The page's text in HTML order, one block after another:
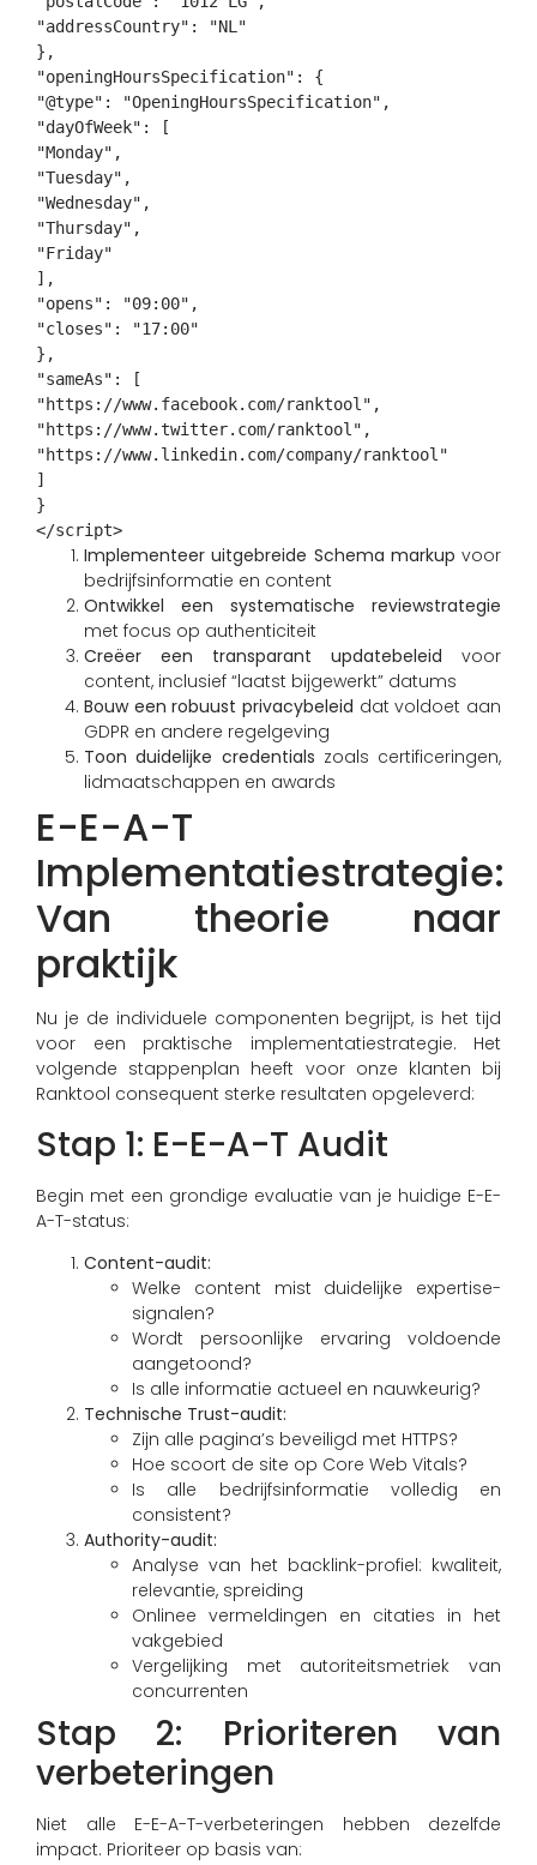
"addressCountry" :
"NL"
} ,
"openingHoursSpecification" :
{
"@type" : "OpeningHoursSpecification" ,
"dayOfWeek" :
[
"Monday" ,
"Tuesday" ,
"Wednesday" ,
"Thursday" ,
"Friday"
] ,
"opens" : "09:00" ,
"closes" :
"17:00"
} ,
"sameAs" :
[
"https://www.facebook.com/ranktool" ,
"https://www.twitter.com/ranktool" ,
"https://www.linkedin.com/company/ranktool"
]
}
</script>
Implementeer uitgebreide Schema markup voor
bedrijfsinformatie en content
Ontwikkel een systematische reviewstrategie
met focus op authenticiteit
Creëer een transparant updatebeleid voor
content, inclusief “laatst bijgewerkt” datums
Bouw een robuust privacybeleid dat voldoet aan
GDPR en andere regelgeving
Toon duidelijke credentials zoals certificeringen,
lidmaatschappen en awards
E-E-A-T
Implementatiestrategie:
Van theorie naar
praktijk
Nu je de individuele componenten begrijpt, is het tijd
voor een praktische implementatiestrategie. Het
volgende stappenplan heeft voor onze klanten bij
Ranktool consequent sterke resultaten opgeleverd:
Stap 1: E-E-A-T Audit
Begin met een grondige evaluatie van je huidige E-E-
A-T-status:
Content-audit:
Welke content mist duidelijke expertise-
signalen?
Wordt persoonlijke ervaring voldoende
aangetoond?
Is alle informatie actueel en nauwkeurig?
Technische Trust-audit:
Zijn alle pagina’s beveiligd met HTTPS?
Hoe scoort de site op Core Web Vitals?
Is alle bedrijfsinformatie volledig en
consistent?
Authority-audit:
Analyse van het backlink-profiel: kwaliteit,
relevantie, spreiding
Onlinee vermeldingen en citaties in het
vakgebied
Vergelijking met autoriteitsmetriek van
concurrenten
Stap 2: Prioriteren van
verbeteringen
Niet alle E-E-A-T-verbeteringen hebben dezelfde
impact. Prioriteer op basis van: